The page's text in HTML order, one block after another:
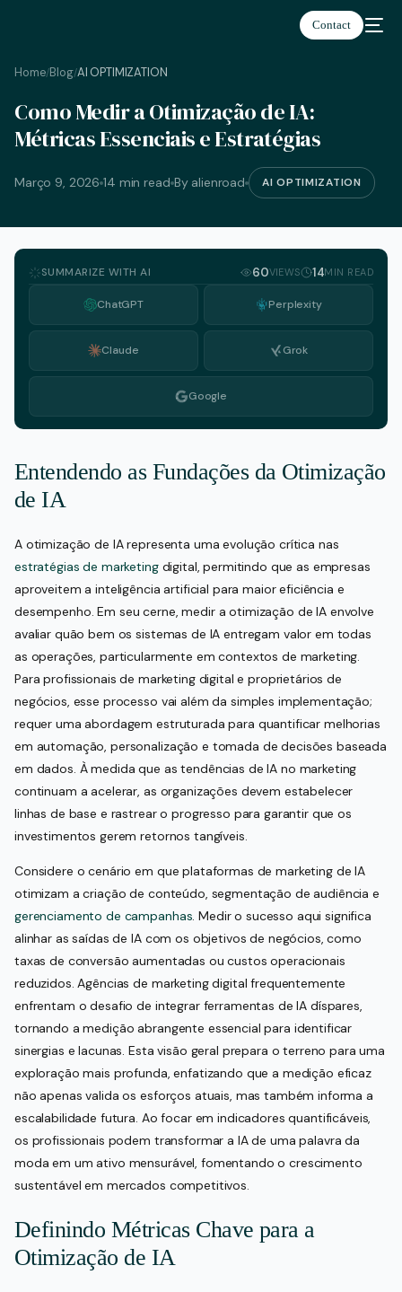
Contact
Home/Blog/AI OPTIMIZATION
Como Medir a Otimização de IA:
Métricas Essenciais e Estratégias
Março 9, 2026 14 min read By alienroad AI OPTIMIZATION
SUMMARIZE WITH AI 60VIEWS 14MIN READ
ChatGPT Perplexity
Claude Grok
Google
Entendendo as Fundações da Otimização
de IA
A otimização de IA representa uma evolução crítica nas
estratégias de marketingdigital, permitindo que as empresas
aproveitem a inteligência artificial para maior eficiência e
desempenho. Em seu cerne, medir a otimização de IA envolve
avaliar quão bem os sistemas de IA entregam valor em todas
as operações, particularmente em contextos de marketing.
Para profissionais de marketing digital e proprietários de
negócios, esse processo vai além da simples implementação;
requer uma abordagem estruturada para quantificar melhorias
em automação, personalização e tomada de decisões baseada
em dados. À medida que as tendências de IA no marketing
continuam a acelerar, as organizações devem estabelecer
linhas de base e rastrear o progresso para garantir que os
investimentos gerem retornos tangíveis.
Considere o cenário em que plataformas de marketing de IA
otimizam a criação de conteúdo, segmentação de audiência e
gerenciamento de campanhas . Medir o sucesso aqui significa
alinhar as saídas de IA com os objetivos de negócios, como
taxas de conversão aumentadas ou custos operacionais
reduzidos. Agências de marketing digital frequentemente
enfrentam o desafio de integrar ferramentas de IA díspares,
tornando a medição abrangente essencial para identificar
sinergias e lacunas. Esta visão geral prepara o terreno para uma
exploração mais profunda, enfatizando que a medição eficaz
não apenas valida os esforços atuais, mas também informa a
escalabilidade futura. Ao focar em indicadores quantificáveis,
os profissionais podem transformar a IA de uma palavra da
moda em um ativo mensurável, fomentando o crescimento
sustentável em mercados competitivos.
Definindo Métricas Chave para a
Otimização de IA
Português